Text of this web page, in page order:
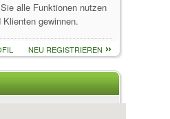
alle Funktionen nutzen
gewinnen.
NEU REGISTRIEREN